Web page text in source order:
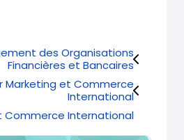
des Organisations
Financières et Bancaires
Marketing et Commerce
International
Commerce International